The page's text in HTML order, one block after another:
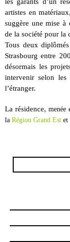
artistes en
suggère une mise à
de la société pour la
Tous deux
Strasbourg entre
désormais les
intervenir selon les
l’étranger.
La résidence, menée
la Région Grand Est et